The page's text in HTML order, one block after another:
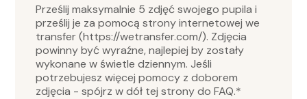
leave
this
field
empty.
Prześlij maksymalnie 5 zdjęć swojego pupila i
prześlij je za pomocą strony internetowej we
transfer (https://wetransfer.com/). Zdjęcia
powinny być wyraźne, najlepiej by zostały
wykonane w świetle dziennym. Jeśli
potrzebujesz więcej pomocy z doborem
zdjęcia - spójrz w dół tej strony do FAQ.*